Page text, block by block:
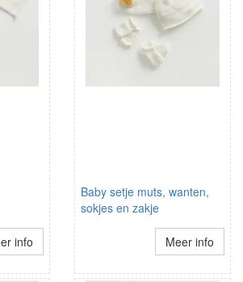
info
Baby setje muts, wanten,
sokjes en zakje
Meer info